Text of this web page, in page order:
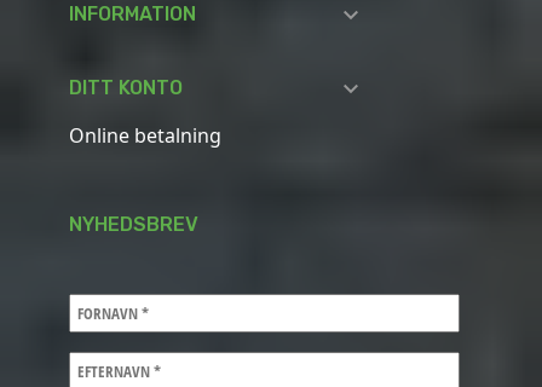
INFORMATION 
DITT KONTO 
Online betalning
NYHEDSBREV